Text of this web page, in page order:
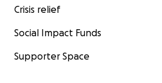
Crisis relief
Social Impact Funds
Supporter Space